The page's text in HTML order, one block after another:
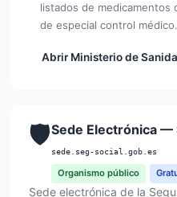
listados de medicamentos
de especial control médico.
Abrir Ministerio de
🛡️Sede Electrónica —
sede.seg-social.gob.es
Organismo público
Sede electrónica de la